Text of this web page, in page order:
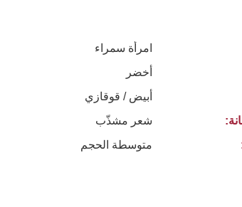
امرأة سمراء
أخضر
أبيض / قوقازي
شعر مشذّب
متوسطة الحجم